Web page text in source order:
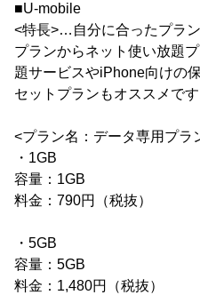
■U-mobile
<特長>…自分に合ったプラ
プランからネット使い放題
題サービスやiPhone向けの
セットプランもオススメです
<プラン名：データ専用プラ
・1GB
容量：1GB
料金：790円（税抜）
・5GB
容量：5GB
料金：1,480円（税抜）